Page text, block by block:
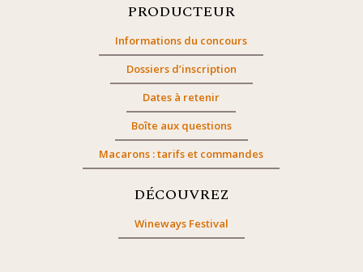
PRODUCTEUR
Informations du concours
Dossiers d’inscription
Dates à retenir
Boîte aux questions
Macarons : tarifs et commandes
DÉCOUVREZ
Wineways Festival